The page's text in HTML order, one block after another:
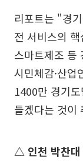
리포트는 "경
전 서비스의
스마트제조 등
시민체감·산
1400만 경기
들겠다는 것이
△ 인천 박찬대